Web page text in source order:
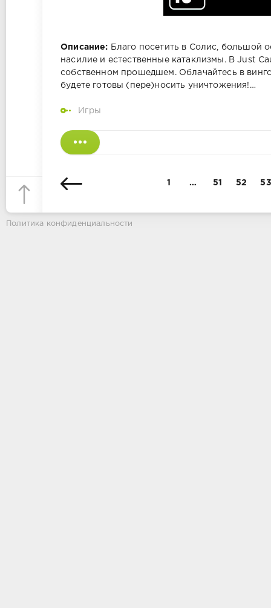
Описание: Благо посетить в Солис, большой
насилие и естественные катаклизмы. В Just
собственном прошедшем. Облачайтесь в
будете готовы (пере)носить уничтожения!…
Игры
1 … 51 52 53
Политика конфиденциальности